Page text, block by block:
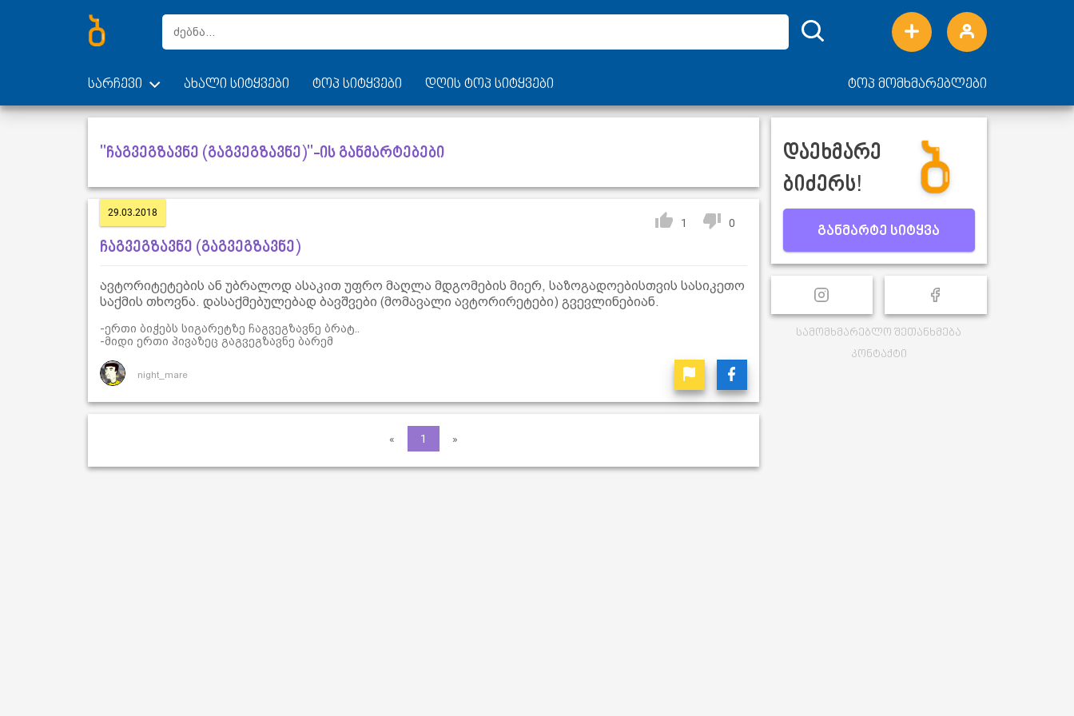
სარჩევი ახალი სიტყვები ტოპ სიტყვები დღის ტოპ სიტყვები ტოპ მომხმარებლები
"ჩაგვეგზავნე (გაგვეგზავნე)"-ის განმარტებები
29.03.2018
1 0
ჩაგვეგზავნე (გაგვეგზავნე)
ავტორიტეტების ან უბრალოდ ასაკით უფრო მაღლა მდგომების მიერ, საზოგადოებისთვის სასიკეთო
საქმის თხოვნა. დასაქმებულებად ბავშვები (მომავალი ავტორირეტები) გვევლინებიან.
-ერთი ბიჭებს სიგარეტზე ჩაგვეგზავნე ბრატ..
-მიდი ერთი პივაზეც გაგვეგზავნე ბარემ
night_mare
« 1 »
დაეხმარე
ბიძერს!
განმარტე სიტყვა
სამომხმარებლო შეთანხმება
კონტაქტი